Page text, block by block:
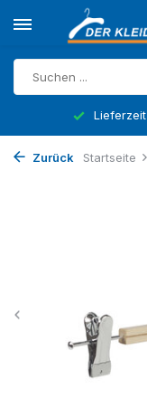
Lieferzeit
Zurück Startseite